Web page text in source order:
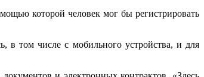
которой человек мог бы регистрировать
в том числе с мобильного устройства, и для